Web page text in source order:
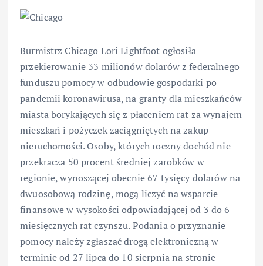
Burmistrz Chicago Lori Lightfoot ogłosiła
przekierowanie 33 milionów dolarów z federalnego
funduszu pomocy w odbudowie gospodarki po
pandemii koronawirusa, na granty dla mieszkańców
miasta borykających się z płaceniem rat za wynajem
mieszkań i pożyczek zaciągniętych na zakup
nieruchomości. Osoby, których roczny dochód nie
przekracza 50 procent średniej zarobków w
regionie, wynoszącej obecnie 67 tysięcy dolarów na
dwuosobową rodzinę, mogą liczyć na wsparcie
finansowe w wysokości odpowiadającej od 3 do 6
miesięcznych rat czynszu. Podania o przyznanie
pomocy należy zgłaszać drogą elektroniczną w
terminie od 27 lipca do 10 sierpnia na stronie